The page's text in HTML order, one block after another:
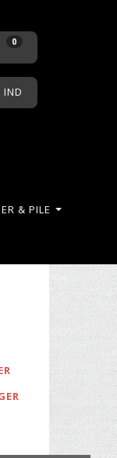
0
IND
& PILE